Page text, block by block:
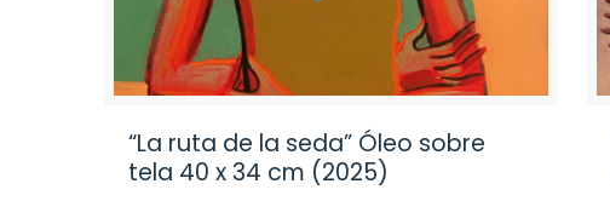
“La ruta de la seda” Óleo sobre
tela 40 x 34 cm (2025)